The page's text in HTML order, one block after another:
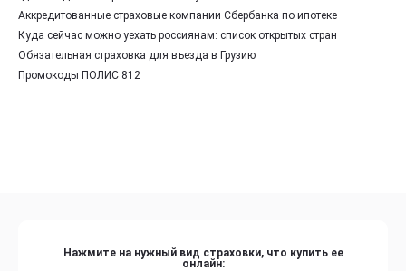
Аккредитованные страховые компании Сбербанка по ипотеке
Куда сейчас можно уехать россиянам: список открытых стран
Обязательная страховка для въезда в Грузию
Промокоды ПОЛИС 812
Нажмите на нужный вид страховки, что купить ее
онлайн: